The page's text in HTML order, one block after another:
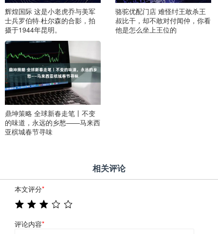
辉煌国际 这是小老虎乔与美军
士兵罗伯特·杜尔森的合影，拍
摄于1944年昆明。
骆驼优配门店 难怪纣王敢杀王
叔比干，却不敢对付闻仲，你看
他是怎么坐上王位的
鼎坤策略 全球新春走笔丨不变
的味道，永远的乡愁——马来西
亚槟城春节寻味
相关评论
本文评分*
评论内容*